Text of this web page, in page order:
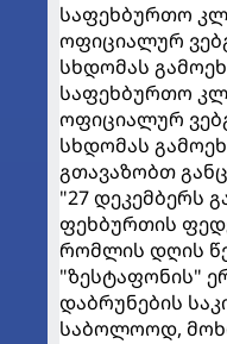
საფეხბურთო
ოფიციალურ
სხდომას
საფეხბურთო
ოფიციალურ
სხდომას
გთავაზობთ
"27 დეკემბერს
ფეხბურთის
რომლის დღის
"ზესტაფონის"
დაბრუნების
საბოლოოდ,